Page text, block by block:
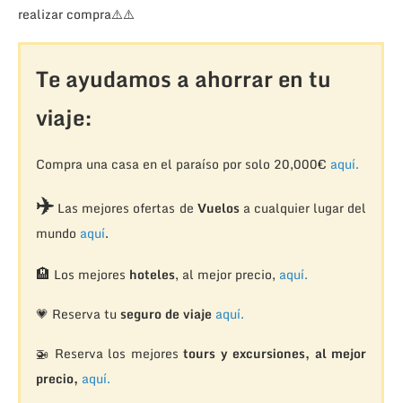
realizar compra⚠️⚠️
Te ayudamos a ahorrar en tu
viaje:
Compra una casa en el paraíso por solo 20,000€ aquí.
✈️Las mejores ofertas de Vuelosa cualquier lugar del
mundo aquí.
🏨 Los mejores hoteles, al mejor precio, aquí.
💗 Reserva tu seguro de viaje aquí.
🚁 Reserva los mejorestours y excursiones, al mejor
precio, aquí.